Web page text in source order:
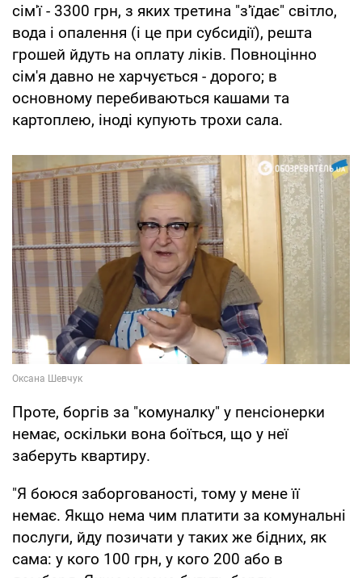
сім'ї - 3300 грн, з яких третина "з'їдає" світло,
вода і опалення (і це при субсидії), решта
грошей йдуть на оплату ліків. Повноцінно
сім'я давно не харчується - дорого; в
основному перебиваються кашами та
картоплею, іноді купують трохи сала.
Проте, боргів за "комуналку" у пенсіонерки
немає, оскільки вона боїться, що у неї
заберуть квартиру.
"Я боюся заборгованості, тому у мене її
немає. Якщо нема чим платити за комунальні
послуги, йду позичати у таких же бідних, як
сама: у кого 100 грн, у кого 200 або в